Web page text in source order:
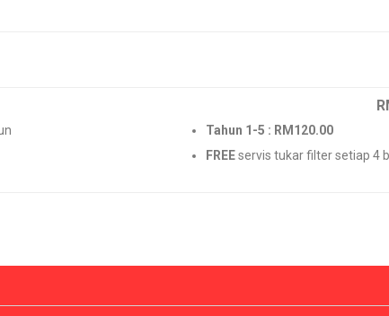
Tahun 1-5 : RM120.00
FREEservis tukar filter setiap 4